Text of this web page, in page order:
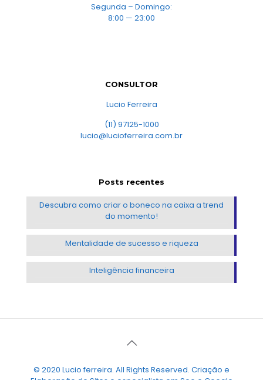
Segunda – Domingo:
8:00 — 23:00
CONSULTOR
Lucio Ferreira
(11) 97125-1000
lucio@lucioferreira.com.br
Posts recentes
Descubra como criar o boneco na caixa a trend
do momento!
Mentalidade de sucesso e riqueza
Inteligência financeira
© 2020 Lucio ferreira. All Rights Reserved. Criação e